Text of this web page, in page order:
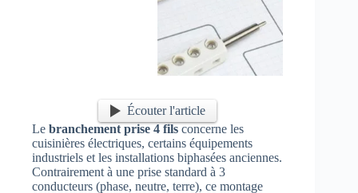
Écouter l'article
Le branchement prise 4 fils concerne les
cuisinières électriques, certains équipements
industriels et les installations biphasées anciennes.
Contrairement à une prise standard à 3
conducteurs (phase, neutre, terre), ce montage